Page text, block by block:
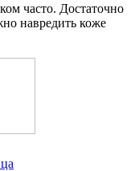
часто. Достаточно
навредить коже